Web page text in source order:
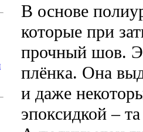
В основе
которые при
прочный шов.
плёнка. Она
и даже
эпоксидкой –